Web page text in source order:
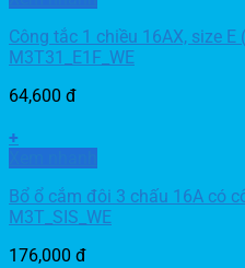
Công tắc 1 chiều 16AX, size
M3T31_E1F_WE
64,600 đ
+
Bổ ổ cắm đôi 3 chấu 16A có
M3T_SIS_WE
176,000 đ